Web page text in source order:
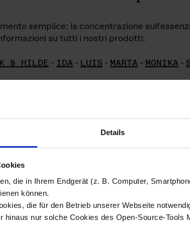
Details
die in Ihrem Endgerät (z. B. Computer,
können.
die für den Betrieb unserer Webseite
hinaus nur solche Cookies des Open-Source-Tools
semplice: la concentrazione
su tutti i nostri prodotti:
& HILDE - IDA - LUIS - MARTA - MONIKA -
di
materiale fotografico sono detenuti da